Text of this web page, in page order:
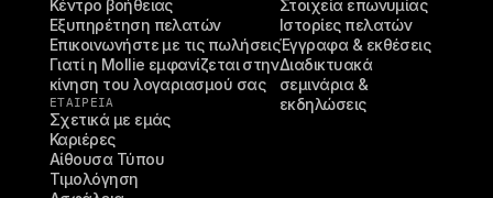
Κέντρο βοήθειας
Εξυπηρέτηση πελατών
Επικοινωνήστε με τις πωλήσεις
Γιατί η Mollie εμφανίζεται στην
κίνηση του λογαριασμού σας
ΕΤΑΙΡΕΊΑ
Σχετικά με εμάς
Καριέρες
Αίθουσα Τύπου
Τιμολόγηση
Στοιχεία επωνυμίας
Ιστορίες πελατών
Έγγραφα & εκθέσεις
Διαδικτυακά
σεμινάρια &
εκδηλώσεις